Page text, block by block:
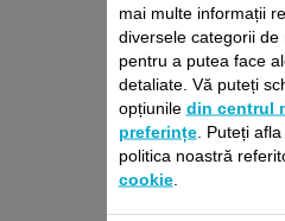
46,80
Adaugă
mai multe informații
diversele categorii de
pentru a putea face
detaliate. Vă puteți
opțiunile din centrul
preferințe. Puteți
politica noastră
cookie.